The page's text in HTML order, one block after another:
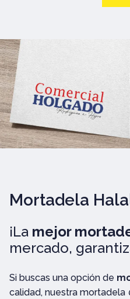
Mortadela
¡La mejor
mercado,
Si buscas una opción de
calidad, nuestra mortadela